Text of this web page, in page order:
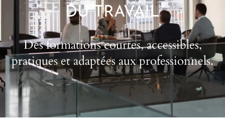
DU TRAVAIL
Des formations courtes, accessibles,
pratiques et adaptées aux professionnels.